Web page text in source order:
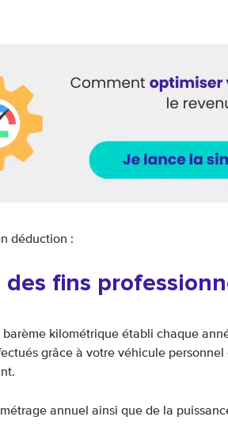
déduction :
des fins
barème kilométrique établi chaque
grâce à votre véhicule
annuel ainsi que de la